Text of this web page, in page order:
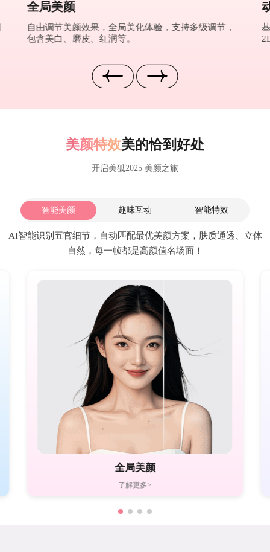
全局美颜
自由调节美颜效果，全局美化体验，支持多级调节，
包含美白、磨皮、红润等。
美颜特效美的恰到好处
开启美狐2025 美颜之旅
智能美颜 趣味互动 智能特效
AI智能识别五官细节，自动匹配最优美颜方案，肤质通透、立体
自然，每一帧都是高颜值名场面！
全局美颜
了解更多>